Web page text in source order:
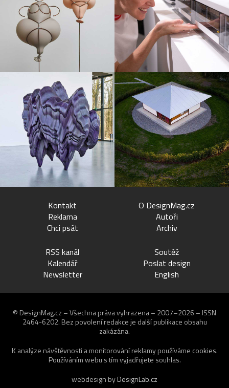
Kontakt
Reklama
Chci psát
O DesignMag.cz
Autoři
Archiv
RSS kanál
Kalendář
Newsletter
Soutěž
Poslat design
English
© DesignMag.cz – Všechna práva vyhrazena – 2007–2026 – ISSN
2464-6202. Bez povolení redakce je další publikace obsahu
zakázána.
K analýze návštěvnosti a monitorování reklamy používáme cookies.
Používáním webu s tím vyjadřujete souhlas.
webdesign byDesignLab.cz